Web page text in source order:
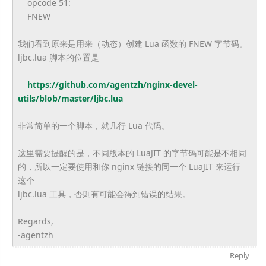
opcode 51:
FNEW
我们看到原来是用来（动态）创建 Lua 函数的 FNEW 字节码。
ljbc.lua 脚本的位置是
https://github.com/agentzh/nginx-devel-
utils/blob/master/ljbc.lua
非常简单的一个脚本，就几行 Lua 代码。
这里需要提醒的是，不同版本的 LuaJIT 的字节码可能是不相同
的，所以一定要使用和你 nginx 链接的同一个 LuaJIT 来运行
这个
ljbc.lua 工具，否则有可能会得到错误的结果。
Regards,
-agentzh
Reply